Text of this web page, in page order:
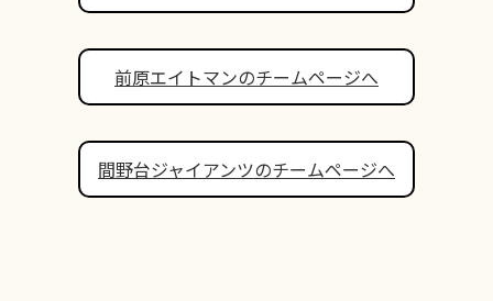
前原エイトマンのチームページへ
間野台ジャイアンツのチームページへ